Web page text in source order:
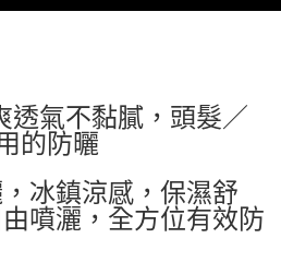
透氣不黏膩，頭髮／
的防曬
冰鎮涼感，保濕舒
噴灑，全方位有效防